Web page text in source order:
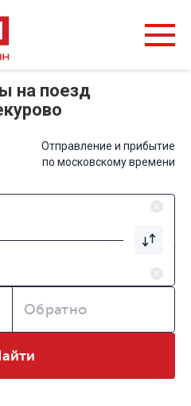
на поезд
Отправление и прибытие
по московскому времени
Обратно